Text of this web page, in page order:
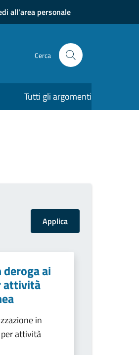
all'area personale
Cerca
Tutti gli argomenti
ai
attività
in
attività